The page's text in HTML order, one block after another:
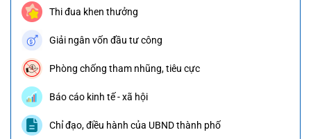
Thi đua khen thưởng
Giải ngân vốn đầu tư công
Phòng chống tham nhũng, tiêu cực
Báo cáo kinh tế - xã hội
Chỉ đạo, điều hành của UBND thành phố